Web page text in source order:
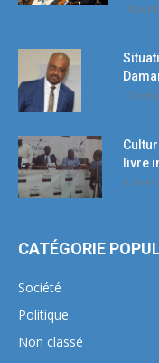
19 avril
11
livre
5 mars
CATÉGORIE
Société
Politique
Non classé